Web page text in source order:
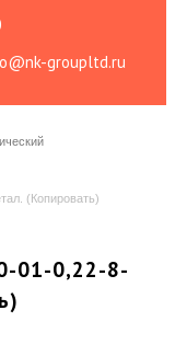
groupltd.ru
(Копировать)
01-0,22-8-